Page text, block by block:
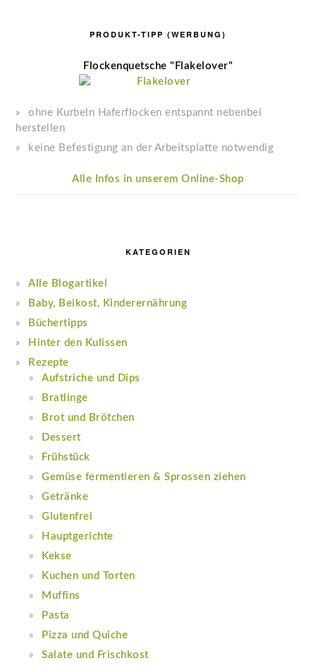
PRODUKT-TIPP (WERBUNG)
Flockenquetsche "Flakelover"
ohne Kurbeln Haferflocken entspannt nebenbei
herstellen
keine Befestigung an der Arbeitsplatte notwendig
Alle Infos in unserem Online-Shop
KATEGORIEN
Alle Blogartikel
Baby, Beikost, Kinderernährung
Büchertipps
Hinter den Kulissen
Rezepte
Aufstriche und Dips
Bratlinge
Brot und Brötchen
Dessert
Frühstück
Gemüse fermentieren & Sprossen ziehen
Getränke
Glutenfrei
Hauptgerichte
Kekse
Kuchen und Torten
Muffins
Pasta
Pizza und Quiche
Salate und Frischkost